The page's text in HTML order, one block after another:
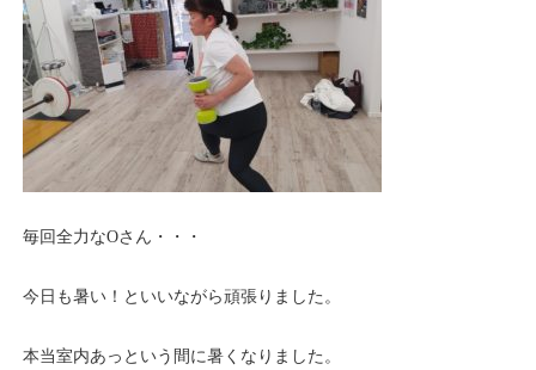
毎回全力なOさん・・・
今日も暑い！といいながら頑張りました。
本当室内あっという間に暑くなりました。